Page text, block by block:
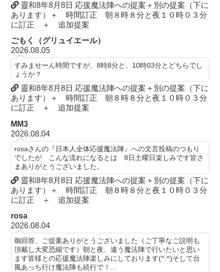
靈和8年8月8日 応援魔法陣への提案＋別の提案（下に
あります）＋ 時間訂正 朝８時８分と夜１０時０３分
に訂正 ＋ 追加提案
ごもく（グリュイエール）
2026.08.05
すみませーん時間ですが、8時8分と、10時03分とどちらでし
ょうか？
靈和8年8月8日 応援魔法陣への提案＋別の提案（下に
あります）＋ 時間訂正 朝８時８分と夜１０時０３分
に訂正 ＋ 追加提案
MM3
2026.08.04
rosaさんの『日本人全体応援魔法陣』への文言投稿のつもり
でしたが こんな流れになるとは 8日土曜日楽しみです皆さ
まありがとうございました。
靈和8年8月8日 応援魔法陣への提案＋別の提案（下に
あります）＋ 時間訂正 朝８時８分と夜１０時０３分
に訂正 ＋ 追加提案
rosa
2026.08.04
御回答、ご提案ありがとうございました（ご丁寧なご説明も
頂戴し大変恐縮です）朝と夜、違う魔法陣で行いたいと思い
ます皆様との応援魔法陣楽しみにしております(^.^)そして台
風あっち行け魔法陣も続行で！...